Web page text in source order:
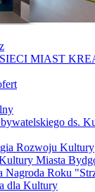
MIAST
ds.
Rozwoju Kultury
Miasta
Nagroda Roku
dla Kultury